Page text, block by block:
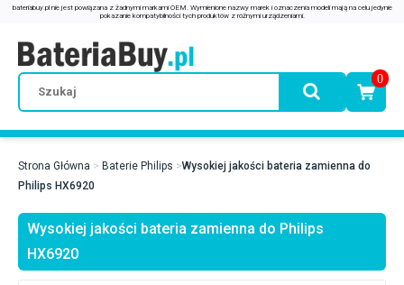
0
Strona Główna Baterie Philips
Wysokiej jakości bateria zamienna do
Philips HX6920
Wysokiej jakości bateria zamienna do Philips
HX6920